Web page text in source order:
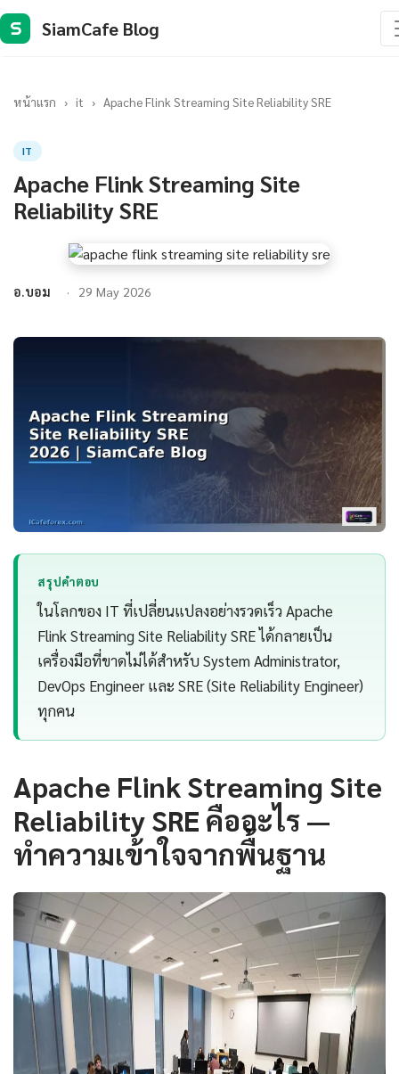
S SiamCafe Blog
หน้าแรก › it › Apache Flink Streaming Site Reliability SRE
IT
Apache Flink Streaming Site
Reliability SRE
อ.บอม 29 May 2026
สรุปคำตอบ
ในโลกของ IT ที่เปลี่ยนแปลงอย่างรวดเร็ว Apache
Flink Streaming Site Reliability SRE ได้กลายเป็น
เครื่องมือที่ขาดไม่ได้สำหรับ System Administrator,
DevOps Engineer และ SRE (Site Reliability Engineer)
ทุกคน
Apache Flink Streaming Site
Reliability SRE คืออะไร —
ทำความเข้าใจจากพื้นฐาน